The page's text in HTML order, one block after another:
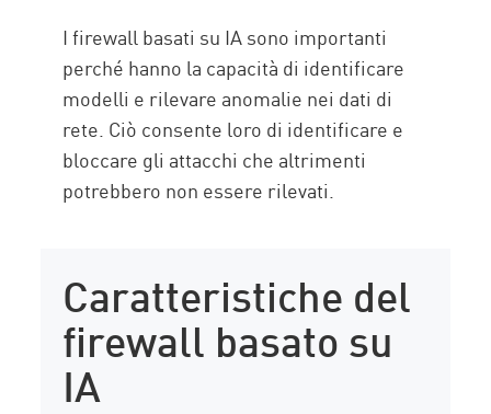
I firewall basati su IA sono importanti
perché hanno la capacità di identificare
modelli e rilevare anomalie nei dati di
rete. Ciò consente loro di identificare e
bloccare gli attacchi che altrimenti
potrebbero non essere rilevati.
Caratteristiche del
firewall basato su
IA